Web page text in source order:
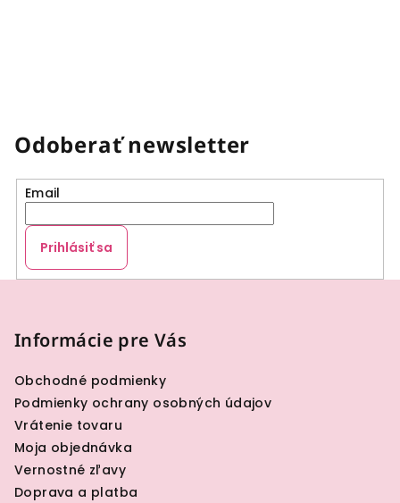
Odoberať newsletter
Email
Prihlásiť sa
Informácie pre Vás
Obchodné podmienky
Podmienky ochrany osobných údajov
Vrátenie tovaru
Moja objednávka
Vernostné zľavy
Doprava a platba